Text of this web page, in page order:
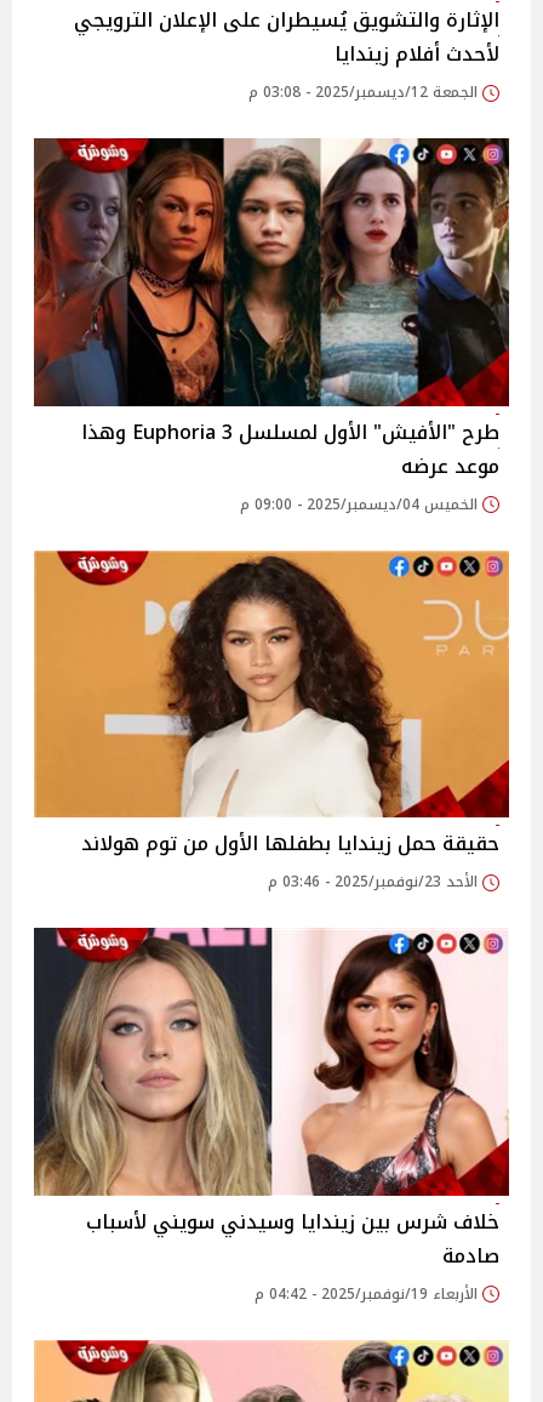
الإثارة والتشويق يُسيطران على الإعلان الترويجي
لأحدث أفلام زيندايا
الجمعة 12/ديسمبر/2025 - 03:08 م
طرح "الأفيش" الأول لمسلسل 3 Euphoria وهذا
موعد عرضه
الخميس 04/ديسمبر/2025 - 09:00 م
حقيقة حمل زيندايا بطفلها الأول من توم هولاند
الأحد 23/نوفمبر/2025 - 03:46 م
خلاف شرس بين زيندايا وسيدني سويني لأسباب
صادمة
الأربعاء 19/نوفمبر/2025 - 04:42 م